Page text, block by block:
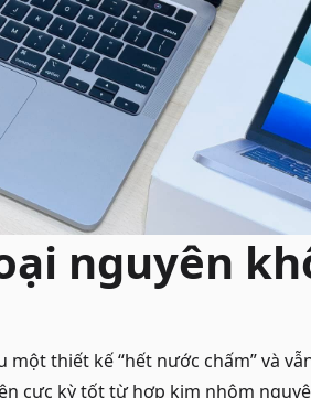
nguyên
một thiết kế “hết nước chấm” và
cực kỳ tốt từ hợp kim nhôm